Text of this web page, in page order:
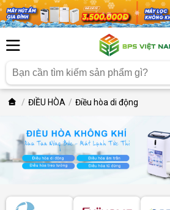
ĐIỀU HÒA Điều hòa di động